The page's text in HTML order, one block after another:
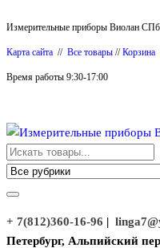
к
содержимому
Измерительные приборы Виолан СПб
Карта сайта // Все товары //Корзина
Время работы 9:30-17:00
Измерительные приборы
+ 7(812)360-16-96 |
Петербург, Альпийский